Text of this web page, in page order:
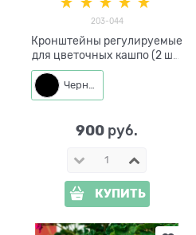
203-044
Кронштейны регулируемые
для цветочных кашпо (2 шт)
203-044
Черный
900 руб.
КУПИТЬ